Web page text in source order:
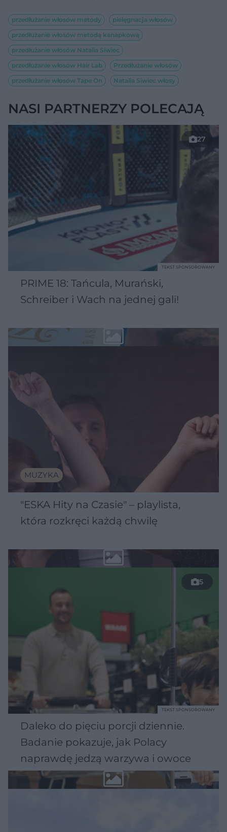
przedłużanie włosów metody
pielęgnacja włosów
przedłużanie włosów metodą kanapkową
przedłużanie włosów Natalia Siwiec
przedłużanie włosów Hair Lab
Przedłużanie włosów
przedłużanie włosów Tape On
Natalia Siwiec włosy
NASI PARTNERZY POLECAJĄ
27
PRIME 18: Tańcula, Murański,
Schreiber i Wach na jednej gali!
TEKST SPONSOROWANY
MUZYKA
"ESKA Hity na Czasie" – playlista,
która rozkręci każdą chwilę
5
Daleko do pięciu porcji dziennie.
Badanie pokazuje, jak Polacy
naprawdę jedzą warzywa i owoce
TEKST SPONSOROWANY